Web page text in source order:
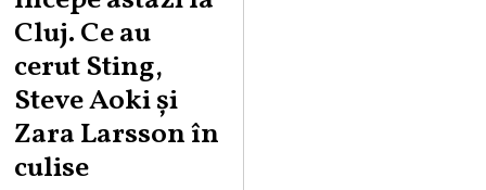
Cluj. Ce au
cerut Sting,
Steve Aoki și
Zara Larsson în
culise